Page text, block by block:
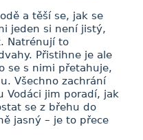
a těší se, jak se
jeden si není jistý,
Natrénují to
Přistihne je ale
se s nimi přetahuje,
Všechno zachrání
Vodáci jim poradí, jak
se z břehu do
jasný – je to přece